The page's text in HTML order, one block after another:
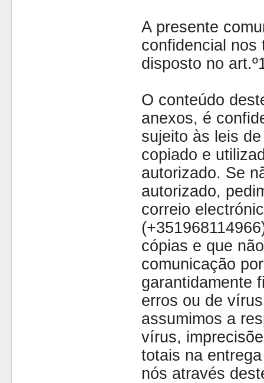
A presente
confidencial nos
disposto no
O conteúdo
anexos, é
sujeito às leis
copiado e
autorizado. Se
autorizado,
correio
cópias e que
comunicação
garantidamente
erros ou de
assumimos a
vírus,
totais na
nós através